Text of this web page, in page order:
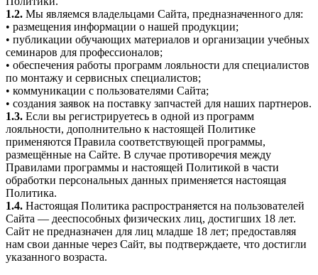
1.2. Мы являемся владельцами Сайта, предназначенного для:
• размещения информации о нашей продукции;
• публикации обучающих материалов и организации учебных
семинаров для профессионалов;
• обеспечения работы программ лояльности для специалистов
по монтажу и сервисных специалистов;
• коммуникации с пользователями Сайта;
• создания заявок на поставку запчастей для наших партнеров.
1.3. Если вы регистрируетесь в одной из программ
лояльности, дополнительно к настоящей Политике
применяются Правила соответствующей программы,
размещённые на Сайте. В случае противоречия между
Правилами программы и настоящей Политикой в части
обработки персональных данных применяется настоящая
Политика.
1.4. Настоящая Политика распространяется на пользователей
Сайта — дееспособных физических лиц, достигших 18 лет.
Сайт не предназначен для лиц младше 18 лет; предоставляя
нам свои данные через Сайт, вы подтверждаете, что достигли
указанного возраста.